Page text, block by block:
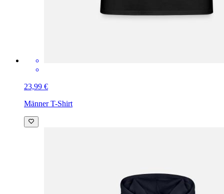
23,99 €
Männer T-Shirt